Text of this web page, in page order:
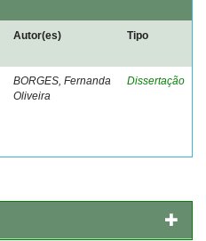
Autor(es) Tipo
BORGES, Fernanda
Oliveira
Dissertação